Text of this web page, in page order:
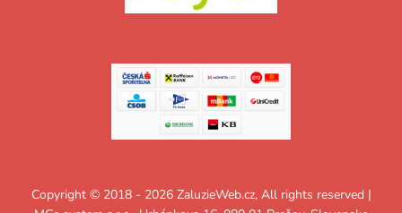
Copyright © 2018 - 2026 ZaluzieWeb.cz, All rights reserved |